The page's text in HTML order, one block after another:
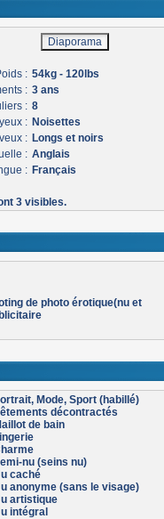
: 54kg - 120lbs
: 3 ans
: 8
: Noisettes
: Longs et noirs
: Anglais
: Français
3 visibles.
de photo érotique(nu et
Mode, Sport (habillé)
décontractés
de bain
nu (seins nu)
caché
anonyme (sans le visage)
artistique
intégral